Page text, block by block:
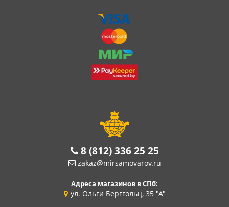
8 (812) 336 25 25
zakaz@mirsamovarov.ru
Адреса магазинов в СПб:
ул. Ольги Берггольц, 35 "А"